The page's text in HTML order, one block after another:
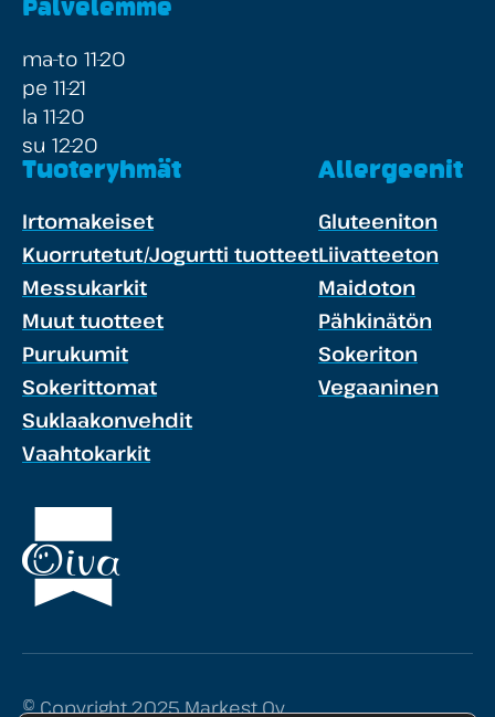
Palvelemme
ma-to 11-20
pe 11-21
la 11-20
su 12-20
Tuoteryhmät
Irtomakeiset
Kuorrutetut/Jogurtti tuotteet
Messukarkit
Muut tuotteet
Purukumit
Sokerittomat
Suklaakonvehdit
Vaahtokarkit
Allergeenit
Gluteeniton
Liivatteeton
Maidoton
Pähkinätön
Sokeriton
Vegaaninen
© Copyright 2025 Markest Oy